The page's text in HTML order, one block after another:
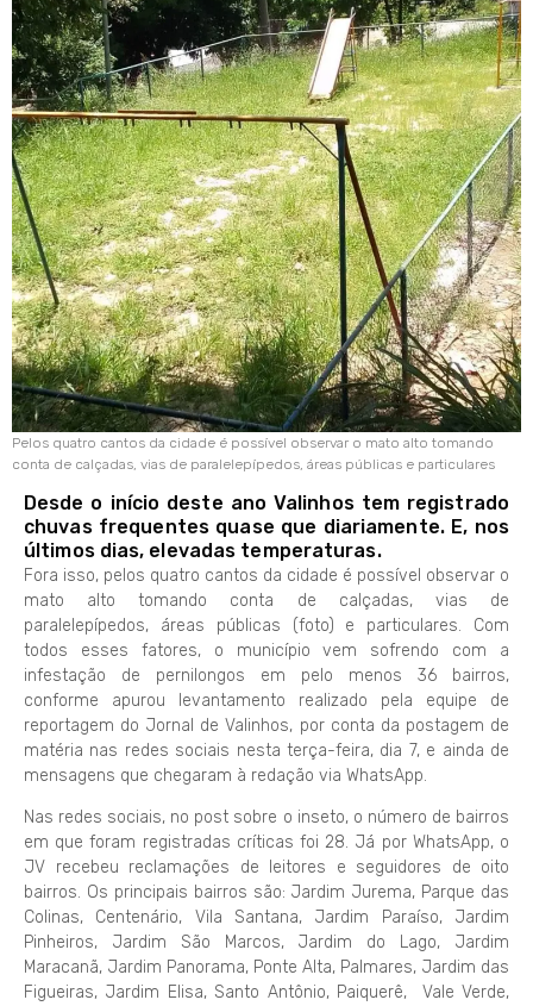
Pelos quatro cantos da cidade é possível observar o mato alto tomando
conta de calçadas, vias de paralelepípedos, áreas públicas e particulares
Desde o início deste ano Valinhos tem registrado
chuvas frequentes quase que diariamente. E, nos
últimos dias, elevadas temperaturas.
Fora isso, pelos quatro cantos da cidade é possível observar o
mato alto tomando conta de calçadas, vias de
paralelepípedos, áreas públicas (foto) e particulares. Com
todos esses fatores, o município vem sofrendo com a
infestação de pernilongos em pelo menos 36 bairros,
conforme apurou levantamento realizado pela equipe de
reportagem do Jornal de Valinhos, por conta da postagem de
matéria nas redes sociais nesta terça-feira, dia 7, e ainda de
mensagens que chegaram à redação via WhatsApp.
Nas redes sociais, no post sobre o inseto, o número de bairros
em que foram registradas críticas foi 28. Já por WhatsApp, o
JV recebeu reclamações de leitores e seguidores de oito
bairros. Os principais bairros são: Jardim Jurema, Parque das
Colinas, Centenário, Vila Santana, Jardim Paraíso, Jardim
Pinheiros, Jardim São Marcos, Jardim do Lago, Jardim
Maracanã, Jardim Panorama, Ponte Alta, Palmares, Jardim das
Figueiras, Jardim Elisa, Santo Antônio, Paiquerê, Vale Verde,